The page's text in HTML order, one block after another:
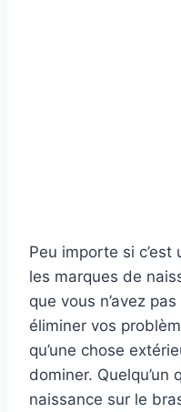
Peu importe si
les marques de
que vous n’avez
éliminer vos
qu’une chose
dominer. Quelqu’un
naissance sur le